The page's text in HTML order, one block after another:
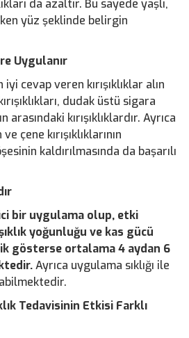
da azaltır. Bu sayede yaşlı,
yüz şeklinde belirgin
Uygulanır
iyi cevap veren kırışıklıklar alın
dudak üstü sigara
kırışıklıklardır. Ayrıca
çene kırışıklıklarının
kaldırılmasında da başarılı
bir uygulama olup, etki
yoğunluğu ve kas gücü
gösterse ortalama 4 aydan 6
Ayrıca uygulama sıklığı ile
Tedavisinin Etkisi Farklı